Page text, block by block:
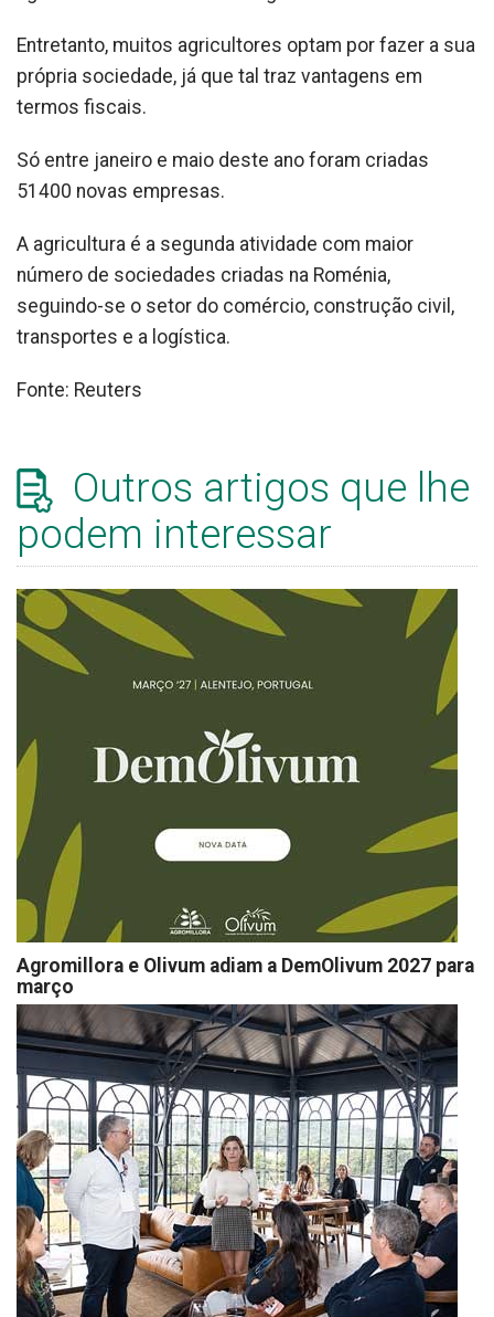
Entretanto, muitos agricultores optam por fazer a sua
própria sociedade, já que tal traz vantagens em
termos fiscais.
Só entre janeiro e maio deste ano foram criadas
51400 novas empresas.
A agricultura é a segunda atividade com maior
número de sociedades criadas na Roménia,
seguindo-se o setor do comércio, construção civil,
transportes e a logística.
Fonte: Reuters
Outros artigos que lhe
podem interessar
Agromillora e Olivum adiam a DemOlivum 2027 para
março